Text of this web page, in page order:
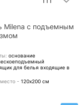
Milena с подъемным
основание
для белья входящие в
- 120х200 см